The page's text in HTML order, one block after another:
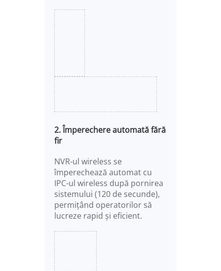
2. Împerechere automată fără
fir
NVR-ul wireless se
împerechează automat cu
IPC-ul wireless după pornirea
sistemului (120 de secunde),
permițând operatorilor să
lucreze rapid și eficient.